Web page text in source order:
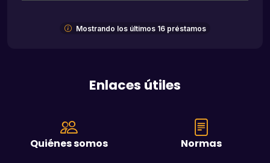
Mostrando los últimos 16 préstamos
Enlaces útiles
Quiénes somos Normas